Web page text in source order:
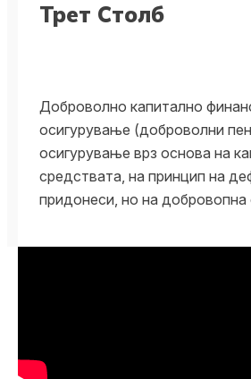
Трет Столб
Доброволно капитално
осигyрување (доброволни
осигyрување врз основа на
средствата, на принцип на
придонеси, но на добровопна